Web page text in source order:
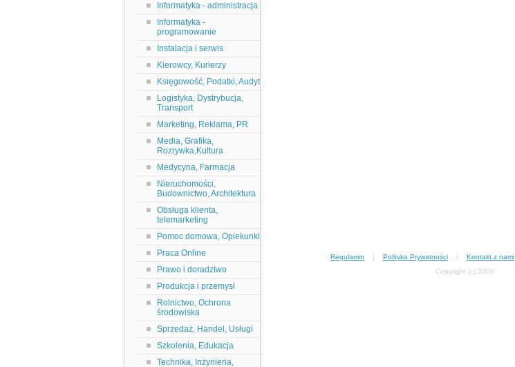
Informatyka - administracja
Informatyka -
programowanie
Instalacja i serwis
Kierowcy, Kurierzy
Księgowość, Podatki, Audyt
Logistyka, Dystrybucja,
Transport
Marketing, Reklama, PR
Media, Grafika,
Rozrywka,Kultura
Medycyna, Farmacja
Nieruchomości,
Budownictwo, Architektura
Obsługa klienta,
telemarketing
Pomoc domowa, Opiekunki
Praca Online
Prawo i doradztwo
Produkcja i przemysł
Rolnictwo, Ochrona
środowiska
Sprzedaż, Handel, Usługi
Szkolenia, Edukacja
Technika, Inżynieria,
Regulamin | Polityka Prywatności | Kontakt z nami
Copyright (c) 2008